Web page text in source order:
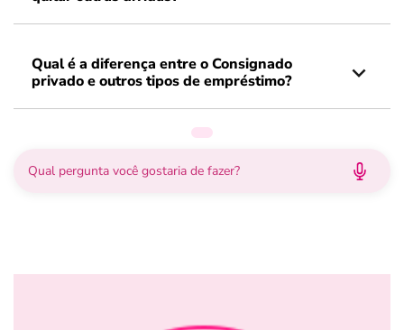
Qual é a diferença entre o Consignado
privado e outros tipos de empréstimo?